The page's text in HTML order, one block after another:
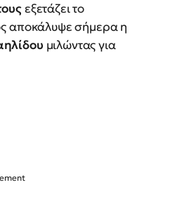
εξετάζει το
αποκάλυψε σήμερα η
μιλώντας για